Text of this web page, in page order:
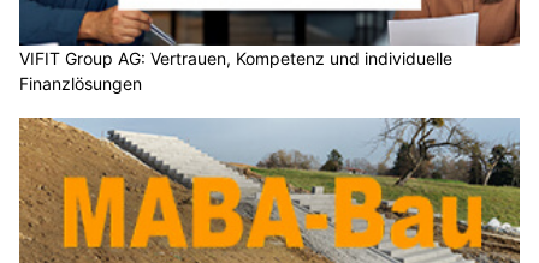
VIFIT Group AG: Vertrauen, Kompetenz und individuelle
Finanzlösungen